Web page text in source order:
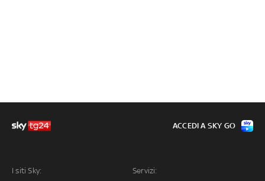
I siti Sky: Servizi:
ACCEDI A SKY GO